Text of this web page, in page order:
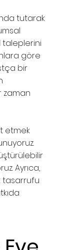
tutarak
taleplerini
göre
bir
zaman
etmek
Ayrıca,
tasarrufu